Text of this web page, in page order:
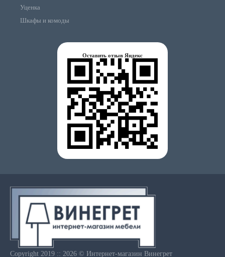
Уценка
Шкафы и комоды
Оставить отзыв Яндекс
Copyright 2019 :: 2026 © Интернет-магазин Винегрет